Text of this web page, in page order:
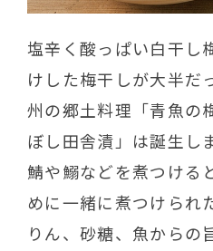
塩辛く酸っぱい白干し
けした梅干しが大半だ
州の郷土料理「青魚の
ぼし田舎漬」は誕生し
鯖や鰯などを煮つける
めに一緒に煮つけられ
りん、砂糖、魚からの